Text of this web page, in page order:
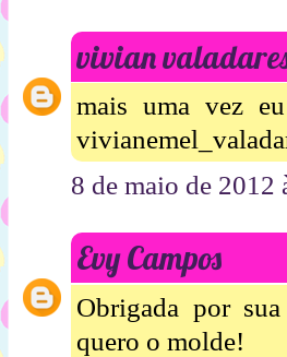
vivian
mais uma vez
8 de maio de 2012
Evy Campos
Obrigada por
quero o molde!